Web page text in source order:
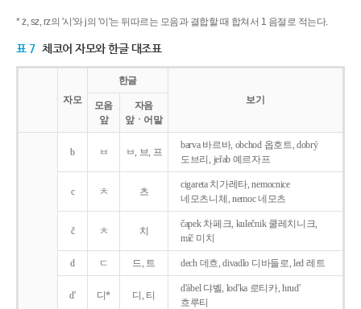
* ż, sz, rz의 '시'와 j의 '이'는 뒤따르는 모음과 결합할 때 합쳐서 1 음절로 적는다.
표 7 체코어 자모와 한글 대조표
자모
한글
보기
모음
앞
자음
앞ㆍ어말
b ㅂ ㅂ, 브, 프
barva 바르바, obchod 옵호트, dobrý
도브리, jeřab 예르자프
c ㅊ 츠
cigareta 치가레타, nemocnice
네모츠니체, nemoc 네모츠
č ㅊ 치
čapek 차페크, kulečnik 쿨레치니크,
míč 미치
d ㄷ 드, 트 dech 데흐, divadlo 디바들로, led 레트
d' 디* 디, 티
d'ábel 댜벨, lod'ka 로티카, hrud'
흐루티